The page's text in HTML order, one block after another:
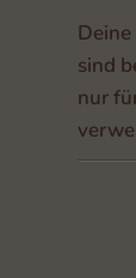
sind
nur